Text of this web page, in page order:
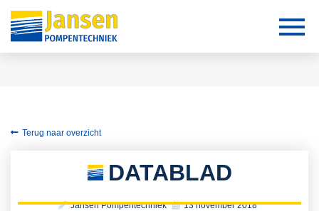
Terug naar overzicht
DATABLAD
Jansen Pompentechniek 13 november 2018